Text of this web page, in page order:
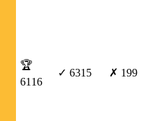
🏆
6116
✓ 6315 ✗ 199